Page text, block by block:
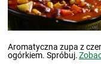
Aromatyczna zupa z
ogórkiem. Spróbuj.